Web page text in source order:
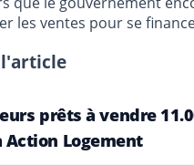
les ventes pour se
l'article
prêts à vendre
Logement